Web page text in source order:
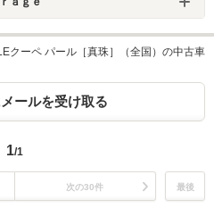
クーペ パール［真珠］（全国）の中古車
ールを受け取る
1/1
次の30件 最後